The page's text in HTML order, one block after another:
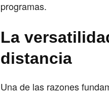
programas.
La
distancia
Una de las razones